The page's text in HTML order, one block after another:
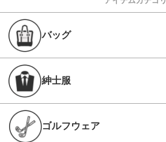
バッグ
紳士服
ゴルフウェア